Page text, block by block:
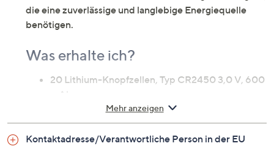
die eine zuverlässige und langlebige Energiequelle
benötigen.
Was erhalte ich?
20 Lithium-Knopfzellen, Typ CR2450 3,0 V, 600
Maße
Mehr anzeigen
Kontaktadresse/Verantwortliche Person in der EU